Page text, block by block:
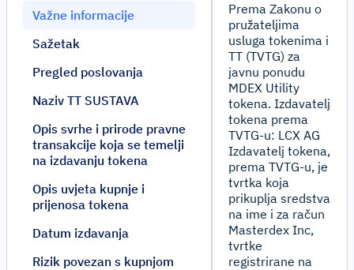
Važne informacije
Sažetak
Pregled poslovanja
Naziv TT SUSTAVA
Opis svrhe i prirode pravne
transakcije koja se temelji
na izdavanju tokena
Opis uvjeta kupnje i
prijenosa tokena
Datum izdavanja
Rizik povezan s kupnjom
Prema Zakonu o
pružateljima
usluga tokenima i
TT (TVTG) za
javnu ponudu
MDEX Utility
tokena. Izdavatelj
tokena prema
TVTG-u: LCX AG
Izdavatelj tokena,
prema TVTG-u, je
tvrtka koja
prikuplja sredstva
na ime i za račun
Masterdex Inc,
tvrtke
registrirane na